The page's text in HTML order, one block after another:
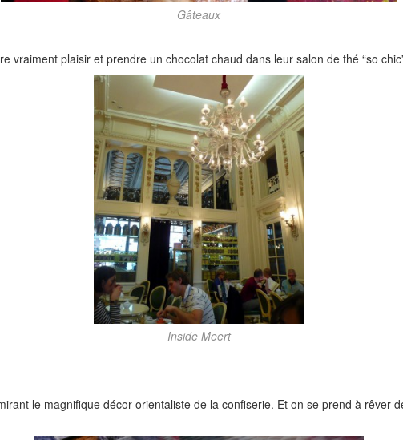
Gâteaux
vraiment plaisir et prendre un chocolat chaud dans leur salon de thé “so
Inside Meert
le magnifique décor orientaliste de la confiserie. Et on se prend à rêver